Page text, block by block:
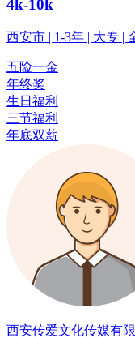
4k-10k
西安市 | 1-3年 | 大专 |
五险一金
年终奖
生日福利
三节福利
年底双薪
西安传爱文化传媒有